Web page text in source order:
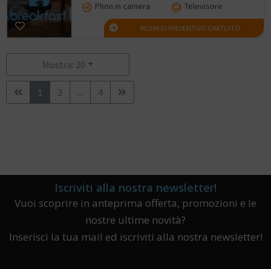
Phon in camera
Televisore
RICHIEDI PREVENTIVO GRATUITO
Mostra: 20
1 2 ... 4
Iscriviti alla nostra newsletter!
Vuoi scoprire in anteprima offerta, promozioni e le
nostre ultime novità?
Inserisci la tua mail ed iscriviti alla nostra newsletter!